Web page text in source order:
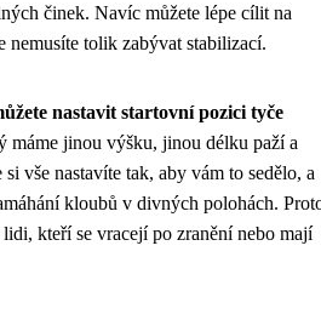
činek. Navíc můžete lépe cílit na
nemusíte tolik zabývat stabilizací.
nastavit startovní pozici tyče
máme jinou výšku, jinou délku paží a
vše nastavíte tak, aby vám to sedělo, a
kloubů v divných polohách.
kteří se vracejí po zranění nebo mají